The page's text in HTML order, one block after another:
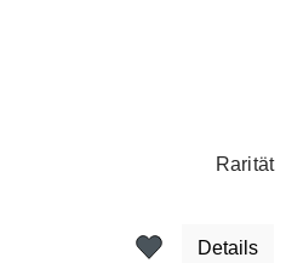
Rarität
Details